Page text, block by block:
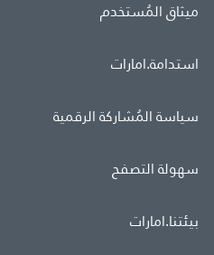
ميثاق المُستخدم
استدامة.امارات
سياسة المُشاركة الرقمية
سهولة التصفح
بيئتنا.امارات